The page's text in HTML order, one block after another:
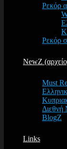
Ρεκόρ
Ρεκόρ
NewZ
Must
Διεθνή
BlogZ
Links